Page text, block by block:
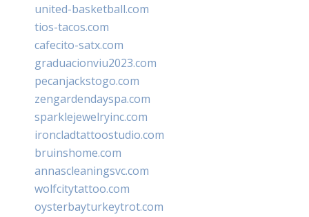
united-basketball.com
tios-tacos.com
cafecito-satx.com
graduacionviu2023.com
pecanjackstogo.com
zengardendayspa.com
sparklejewelryinc.com
ironcladtattoostudio.com
bruinshome.com
annascleaningsvc.com
wolfcitytattoo.com
oysterbayturkeytrot.com